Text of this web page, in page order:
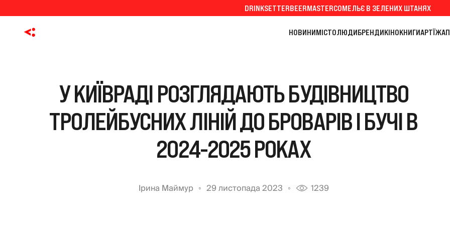
DRINKSETTERBEERMASTERСОМЕЛЬЄ В ЗЕЛЕНИХ ШТАНЯХ
НОВИНИМІСТОЛЮДИБРЕНДИКІНОКНИГИАРТЇЖА
У КИЇВРАДІ РОЗГЛЯДАЮТЬ БУДІВНИЦТВО
ТРОЛЕЙБУСНИХ ЛІНІЙ ДО БРОВАРІВ І БУЧІ В
2024-2025 РОКАХ
Ірина Маймур 29 листопада 2023 1239